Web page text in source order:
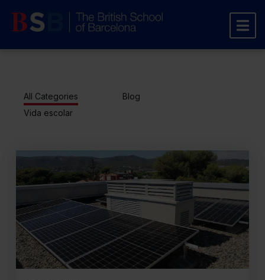
All Categories
Blog
Vida escolar